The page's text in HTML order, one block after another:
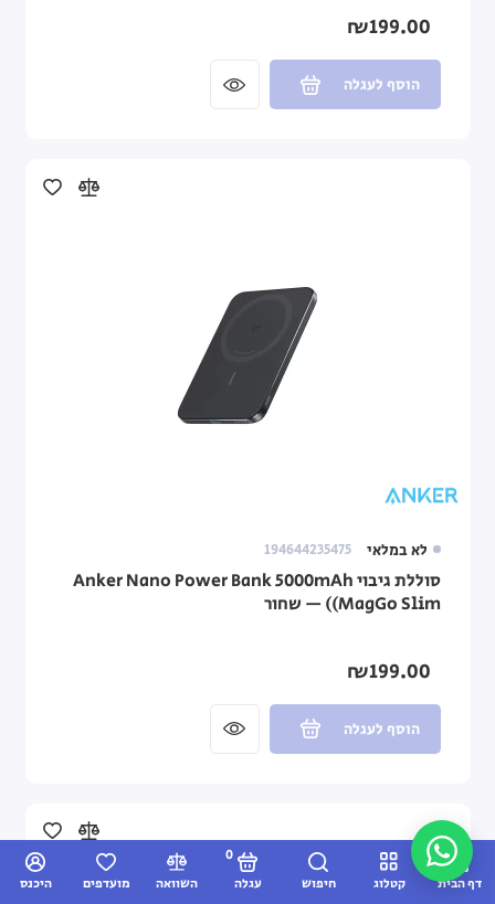
דף הבית קטלוג חיפוש עגלה
0
השוואה
מועדפים היכנס
₪199.00
הוסף לעגלה
לא במלאי 194644235475
סוללת גיבוי Anker Nano Power Bank 5000mAh
(MagGo Slim) — שחור
₪199.00
הוסף לעגלה